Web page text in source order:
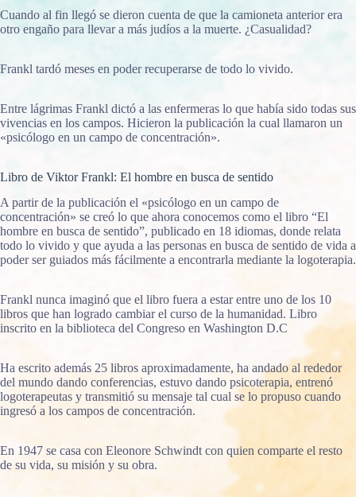
Cuando al fin llegó se dieron cuenta de que la camioneta anterior era
otro engaño para llevar a más judíos a la muerte. ¿Casualidad?
Frankl tardó meses en poder recuperarse de todo lo vivido.
Entre lágrimas Frankl dictó a las enfermeras lo que había sido todas sus
vivencias en los campos. Hicieron la publicación la cual llamaron un
«psicólogo en un campo de concentración».
Libro de Viktor Frankl: El hombre en busca de sentido
A partir de la publicación el «psicólogo en un campo de
concentración» se creó lo que ahora conocemos como el libro “El
hombre en busca de sentido”, publicado en 18 idiomas, donde relata
todo lo vivido y que ayuda a las personas en busca de sentido de vida a
poder ser guiados más fácilmente a encontrarla mediante la logoterapia.
Frankl nunca imaginó que el libro fuera a estar entre uno de los 10
libros que han logrado cambiar el curso de la humanidad. Libro
inscrito en la biblioteca del Congreso en Washington D.C
Ha escrito además 25 libros aproximadamente, ha andado al rededor
del mundo dando conferencias, estuvo dando psicoterapia, entrenó
logoterapeutas y transmitió su mensaje tal cual se lo propuso cuando
ingresó a los campos de concentración.
En 1947 se casa con Eleonore Schwindt con quien comparte el resto
de su vida, su misión y su obra.